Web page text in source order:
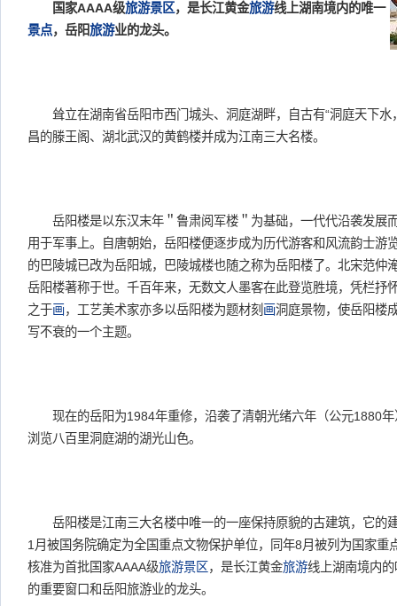
国家AAAA级旅游景区，是长江黄金旅游线上湖南境内的唯一
景点，岳阳旅游业的龙头。
耸立在湖南省岳阳市西门城头、洞庭湖畔，自古有“洞庭天下水
昌的滕王阁、湖北武汉的黄鹤楼并成为江南三大名楼。
岳阳楼是以东汉末年＂鲁肃阅军楼＂为基础，一代代沿袭发展
用于军事上。自唐朝始，岳阳楼便逐步成为历代游客和风流韵士游
的巴陵城已改为岳阳城，巴陵城楼也随之称为岳阳楼了。北宋范仲
岳阳楼著称于世。千百年来，无数文人墨客在此登览胜境，凭栏抒
之于画，工艺美术家亦多以岳阳楼为题材刻 画洞庭景物，使岳阳楼
写不衰的一个主题。
现在的岳阳为1984年重修，沿袭了清朝光绪六年（公元1880年
浏览八百里洞庭湖的湖光山色。
岳阳楼是江南三大名楼中唯一的一座保持原貌的古建筑，它的
1月被国务院确定为全国重点文物保护单位，同年8月被列为国家重
核准为首批国家AAAA级旅游景区 ，是长江黄金旅游线上湖南境内的
的重要窗口和岳阳旅游业的龙头。